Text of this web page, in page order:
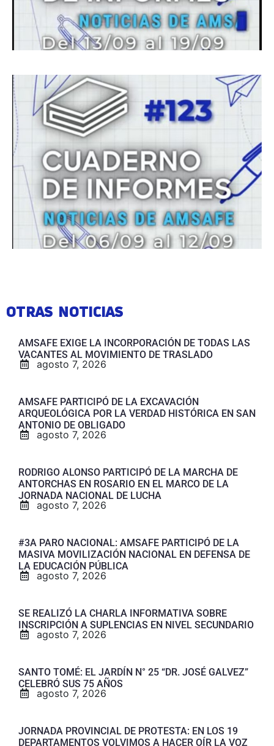
OTRAS NOTICIAS
AMSAFE EXIGE LA INCORPORACIÓN DE TODAS LAS
VACANTES AL MOVIMIENTO DE TRASLADO
agosto 7, 2026
AMSAFE PARTICIPÓ DE LA EXCAVACIÓN
ARQUEOLÓGICA POR LA VERDAD HISTÓRICA EN SAN
ANTONIO DE OBLIGADO
agosto 7, 2026
RODRIGO ALONSO PARTICIPÓ DE LA MARCHA DE
ANTORCHAS EN ROSARIO EN EL MARCO DE LA
JORNADA NACIONAL DE LUCHA
agosto 7, 2026
#3A PARO NACIONAL: AMSAFE PARTICIPÓ DE LA
MASIVA MOVILIZACIÓN NACIONAL EN DEFENSA DE
LA EDUCACIÓN PÚBLICA
agosto 7, 2026
SE REALIZÓ LA CHARLA INFORMATIVA SOBRE
INSCRIPCIÓN A SUPLENCIAS EN NIVEL SECUNDARIO
agosto 7, 2026
SANTO TOMÉ: EL JARDÍN N° 25 “DR. JOSÉ GALVEZ”
CELEBRÓ SUS 75 AÑOS
agosto 7, 2026
JORNADA PROVINCIAL DE PROTESTA: EN LOS 19
DEPARTAMENTOS VOLVIMOS A HACER OÍR LA VOZ